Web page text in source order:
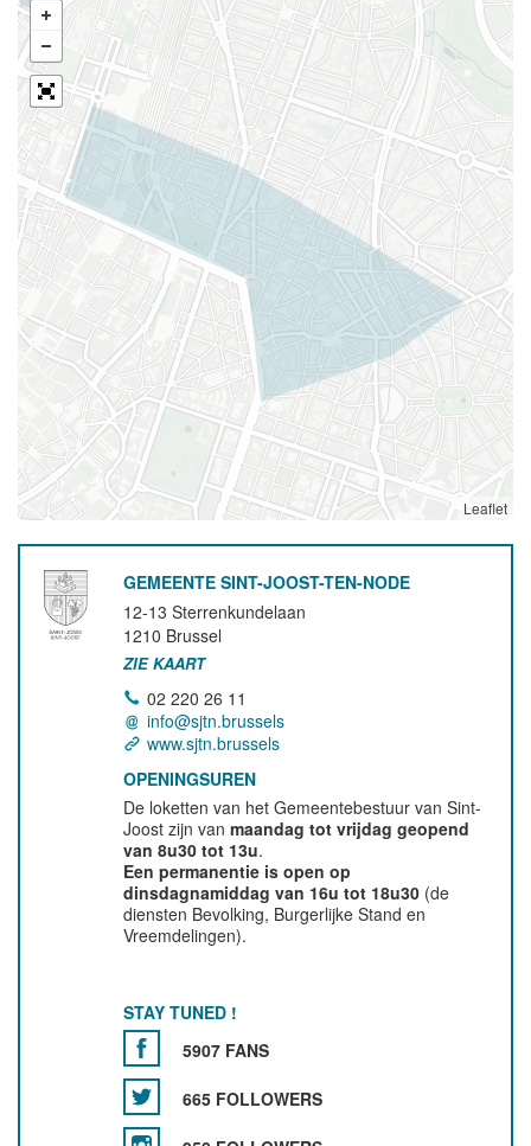
Leaflet
GEMEENTE SINT-JOOST-TEN-NODE
12-13 Sterrenkundelaan
1210 Brussel
ZIE KAART
02 220 26 11
info@sjtn.brussels
www.sjtn.brussels
OPENINGSUREN
De loketten van het Gemeentebestuur van Sint-
Joost zijn vanmaandag tot vrijdag geopend
van 8u30 tot 13u.
Een permanentie is open op
dinsdagnamiddag van 16u tot 18u30 (de
diensten Bevolking, Burgerlijke Stand en
Vreemdelingen).
STAY TUNED !
5907 FANS
665 FOLLOWERS